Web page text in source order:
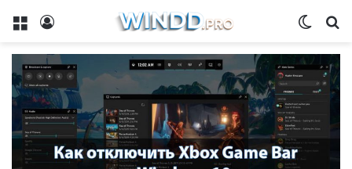
Menu